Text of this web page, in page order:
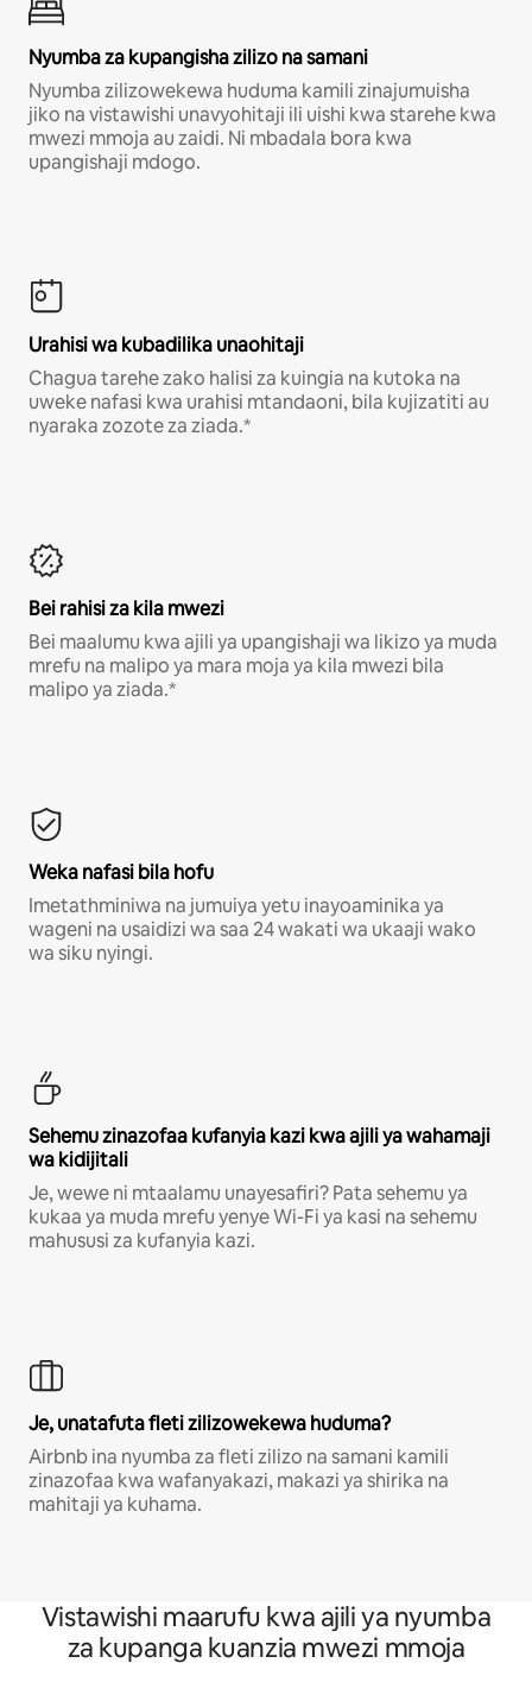
Nyumba za kupangisha zilizo na samani
Nyumba zilizowekewa huduma kamili zinajumuisha
jiko na vistawishi unavyohitaji ili uishi kwa starehe kwa
mwezi mmoja au zaidi. Ni mbadala bora kwa
upangishaji mdogo.
Urahisi wa kubadilika unaohitaji
Chagua tarehe zako halisi za kuingia na kutoka na
uweke nafasi kwa urahisi mtandaoni, bila kujizatiti au
nyaraka zozote za ziada.*
Bei rahisi za kila mwezi
Bei maalumu kwa ajili ya upangishaji wa likizo ya muda
mrefu na malipo ya mara moja ya kila mwezi bila
malipo ya ziada.*
Weka nafasi bila hofu
Imetathminiwa na jumuiya yetu inayoaminika ya
wageni na usaidizi wa saa 24 wakati wa ukaaji wako
wa siku nyingi.
Sehemu zinazofaa kufanyia kazi kwa ajili ya wahamaji
wa kidijitali
Je, wewe ni mtaalamu unayesafiri? Pata sehemu ya
kukaa ya muda mrefu yenye Wi-Fi ya kasi na sehemu
mahususi za kufanyia kazi.
Je, unatafuta fleti zilizowekewa huduma?
Airbnb ina nyumba za fleti zilizo na samani kamili
zinazofaa kwa wafanyakazi, makazi ya shirika na
mahitaji ya kuhama.
Vistawishi maarufu kwa ajili ya nyumba
za kupanga kuanzia mwezi mmoja